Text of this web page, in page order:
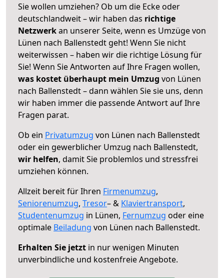
Sie wollen umziehen? Ob um die Ecke oder
deutschlandweit – wir haben das richtige
Netzwerkan unserer Seite, wenn es Umzüge von
Lünen nach Ballenstedt geht! Wenn Sie nicht
weiterwissen – haben wir die richtige Lösung für
Sie! Wenn Sie Antworten auf Ihre Fragen wollen,
was kostet überhaupt mein Umzug von Lünen
nach Ballenstedt – dann wählen Sie sie uns, denn
wir haben immer die passende Antwort auf Ihre
Fragen parat.
Ob ein Privatumzug von Lünen nach Ballenstedt
oder ein gewerblicher Umzug nach Ballenstedt,
wir helfen, damit Sie problemlos und stressfrei
umziehen können.
Allzeit bereit für Ihren Firmenumzug,
Seniorenumzug, Tresor– & Klaviertransport,
Studentenumzug in Lünen, Fernumzug oder eine
optimale Beiladung von Lünen nach Ballenstedt.
Erhalten Sie jetzt in nur wenigen Minuten
unverbindliche und kostenfreie Angebote.